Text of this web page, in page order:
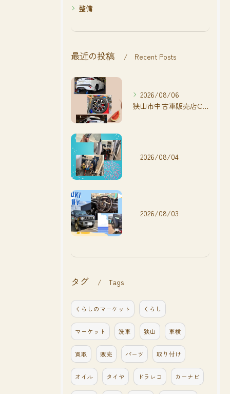
整備
最近の投稿 Recent Posts
2026/08/06
狭山市中古車販売店CarShop FACT.🚗
2026/08/04
2026/08/03
タグ Tags
くらしのマーケット くらし
マーケット 洗車 狭山 車検
買取 販売 パーツ 取り付け
オイル タイヤ ドラレコ カーナビ